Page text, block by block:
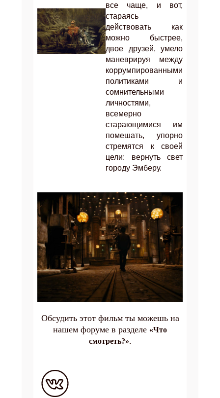
все чаще, и вот,
стараясь
действовать как
можно быстрее,
двое друзей, умело
маневрируя между
коррумпированными
политиками и
сомнительными
личностями,
всемерно
старающимися им
помешать, упорно
стремятся к своей
цели: вернуть свет
городу Эмберу.
Обсудить этот фильм ты можешь на
нашем форуме в разделе «Что
смотреть?».